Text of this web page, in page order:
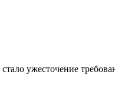
ужесточение